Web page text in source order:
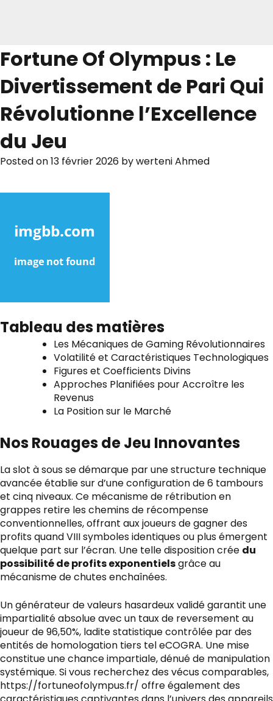
Fortune Of Olympus : Le
Divertissement de Pari Qui
Révolutionne l’Excellence
du Jeu
Posted on13 février 2026 bywerteni Ahmed
Tableau des matières
Les Mécaniques de Gaming Révolutionnaires
Volatilité et Caractéristiques Technologiques
Figures et Coefficients Divins
Approches Planifiées pour Accroître les
Revenus
La Position sur le Marché
Nos Rouages de Jeu Innovantes
La slot à sous se démarque par une structure technique
avancée établie sur d’une configuration de 6 tambours
et cinq niveaux. Ce mécanisme de rétribution en
grappes retire les chemins de récompense
conventionnelles, offrant aux joueurs de gagner des
profits quand VIII symboles identiques ou plus émergent
quelque part sur l’écran. Une telle disposition crée du
possibilité de profits exponentielsgrâce au
mécanisme de chutes enchaînées.
Un générateur de valeurs hasardeux validé garantit une
impartialité absolue avec un taux de reversement au
joueur de 96,50%, ladite statistique contrôlée par des
entités de homologation tiers tel eCOGRA. Une mise
constitue une chance impartiale, dénué de manipulation
systémique. Si vous recherchez des vécus comparables,
https://fortuneofolympus.fr/ offre également des